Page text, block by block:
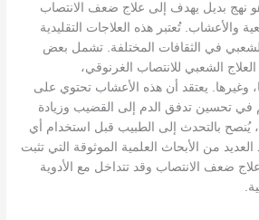
هو نهج بديل يهدف إلى علاج ضعف الانتصاب
والأعشاب. تُعتبر هذه العلاجات التقليدية
في الثقافات المختلفة. تشمل بعض
الشعبي للانتصاب الغرنوقي،
وغيرها. يعتقد أن هذه الأعشاب تحتوي على
في تحسين تدفق الدم إلى القضيب وزيادة
يُنصح بالتحدث إلى الطبيب قبل استخدام أي
من الأبحاث العلمية الموثوقة التي تثبت
ضعف الانتصاب وقد تتداخل مع الأدوية